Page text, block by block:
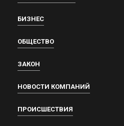
БИЗНЕС
ОБЩЕСТВО
ЗАКОН
НОВОСТИ КОМПАНИЙ
ПРОИСШЕСТВИЯ